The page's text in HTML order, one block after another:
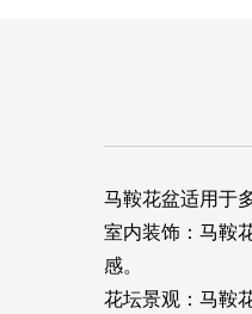
马鞍花盆适用于
室内装饰：马鞍
感。
花坛景观：马鞍